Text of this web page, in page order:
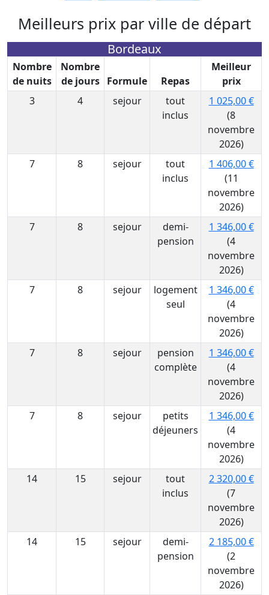
Meilleurs prix par ville de départ
Bordeaux
Nombre
de nuits
Nombre
de jours
Formule Repas
Meilleur
prix
3
4 sejour
tout
inclus
1 025,00 €
(8
novembre
2026)
7
8 sejour
tout
inclus
1 406,00 €
(11
novembre
2026)
7
8 sejour
demi-
pension
1 346,00 €
(4
novembre
2026)
7
8 sejour
logement
seul
1 346,00 €
(4
novembre
2026)
7
8 sejour
pension
complète
1 346,00 €
(4
novembre
2026)
7
8 sejour
petits
déjeuners
1 346,00 €
(4
novembre
2026)
14
15 sejour
tout
inclus
2 320,00 €
(7
novembre
2026)
14
15 sejour
demi-
pension
2 185,00 €
(2
novembre
2026)